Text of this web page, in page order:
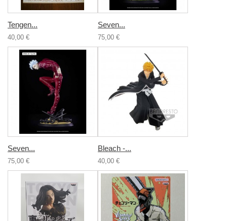
Tengen...
40,00 €
Seven...
75,00 €
Seven...
75,00 €
Bleach -...
40,00 €